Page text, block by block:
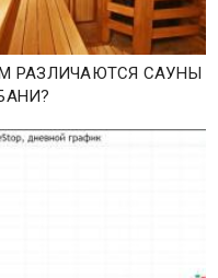
РАЗЛИЧАЮТСЯ САУНЫ